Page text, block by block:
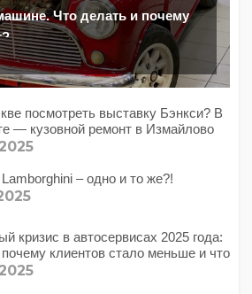
Что делать и почему
посмотреть выставку Бэнкси? В
— кузовной ремонт в Измайлово
– одно и то же?!
кризис в автосервисах 2025 года:
клиентов стало меньше и что